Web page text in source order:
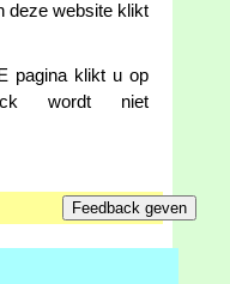
deze website klikt
pagina klikt u op
wordt niet